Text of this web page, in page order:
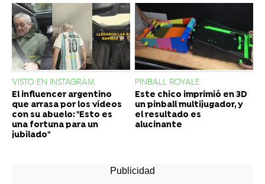
VISTO EN INSTAGRAM
El influencer argentino
que arrasa por los vídeos
con su abuelo: "Esto es
una fortuna para un
jubilado"
PINBALL ROYALE
Este chico imprimió en 3D
un pinball multijugador, y
el resultado es
alucinante